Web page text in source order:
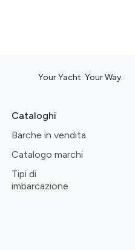
Your Yacht. Your Way.
Cataloghi
Barche in vendita
Catalogo marchi
Tipi di
imbarcazione